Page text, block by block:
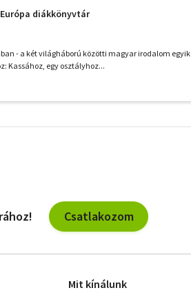
diákkönyvtár
- a két világháború közötti magyar irodalom egyik
Kassához, egy osztályhoz...
szűrők
Csatlakozom
Mit kínálunk